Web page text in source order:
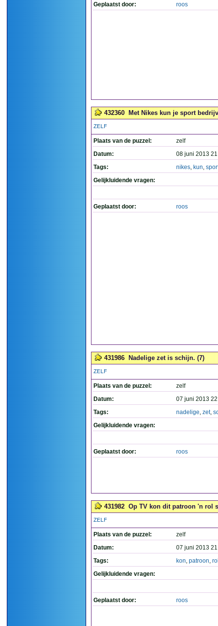
Geplaatst door: roos
432360 Met Nikes kun je sport
ZELF
Plaats van de puzzel:
zelf
Datum:
08 juni 2013
Tags:
nikes, kun,
Gelijkluidende vragen:
Geplaatst door: roos
431986 Nadelige zet is schijn. (7)
ZELF
Plaats van de puzzel:
zelf
Datum:
07 juni 2013
Tags:
nadelige, zet,
Gelijkluidende vragen:
Geplaatst door: roos
431982 Op TV kon dit patroon 'n rol
ZELF
Plaats van de puzzel:
zelf
Datum:
07 juni 2013
Tags:
kon, patroon,
Gelijkluidende vragen:
Geplaatst door: roos